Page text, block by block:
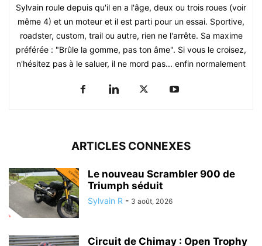
Sylvain roule depuis qu'il en a l'âge, deux ou trois roues (voir
même 4) et un moteur et il est parti pour un essai. Sportive,
roadster, custom, trail ou autre, rien ne l'arrête. Sa maxime
préférée : "Brûle la gomme, pas ton âme". Si vous le croisez,
n'hésitez pas à le saluer, il ne mord pas... enfin normalement
ARTICLES CONNEXES
Le nouveau Scrambler 900 de
Triumph séduit
Sylvain R - 3 août, 2026
Circuit de Chimay : Open Trophy